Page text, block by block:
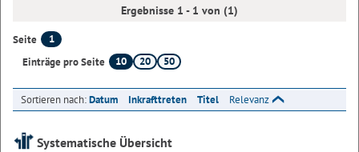
Ergebnisse 1 - 1 von (1)
Seite
1
Einträge pro Seite
10 20 50
Sortieren nach:Datum Inkrafttreten Titel Relevanz
Systematische Übersicht